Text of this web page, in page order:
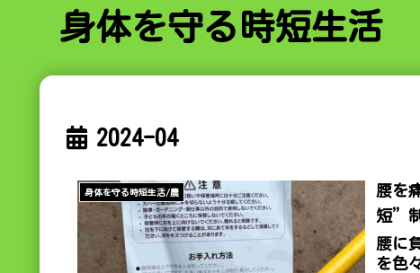
身体を守る時短生活
2024-04
身体を守る時短生活/農
腰を
短”
腰に
を色